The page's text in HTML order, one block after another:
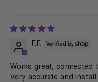
F.F.
Works great, connected
Very accurate and